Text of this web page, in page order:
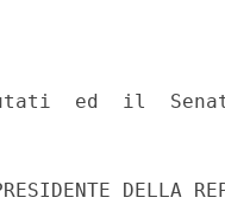
ed  il
DELLA